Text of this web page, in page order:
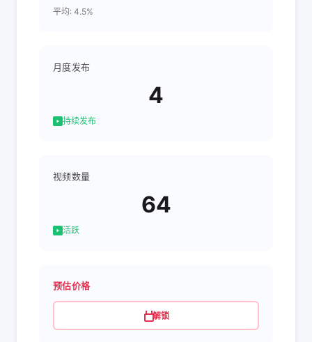
平均: 4.5%
月度发布
4
持续发布
视频数量
64
活跃
预估价格
解锁